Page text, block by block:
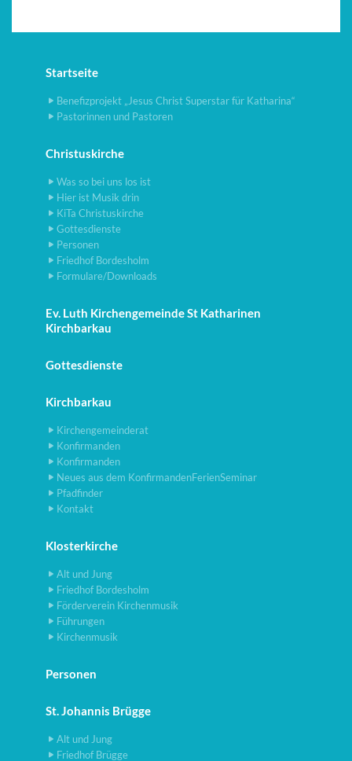
Startseite
Benefizprojekt „Jesus Christ Superstar für Katharina“
Pastorinnen und Pastoren
Christuskirche
Was so bei uns los ist
Hier ist Musik drin
KiTa Christuskirche
Gottesdienste
Personen
Friedhof Bordesholm
Formulare/Downloads
Ev. Luth Kirchengemeinde St Katharinen
Kirchbarkau
Gottesdienste
Kirchbarkau
Kirchengemeinderat
Konfirmanden
Konfirmanden
Neues aus dem KonfirmandenFerienSeminar
Pfadfinder
Kontakt
Klosterkirche
Alt und Jung
Friedhof Bordesholm
Förderverein Kirchenmusik
Führungen
Kirchenmusik
Personen
St. Johannis Brügge
Alt und Jung
Friedhof Brügge